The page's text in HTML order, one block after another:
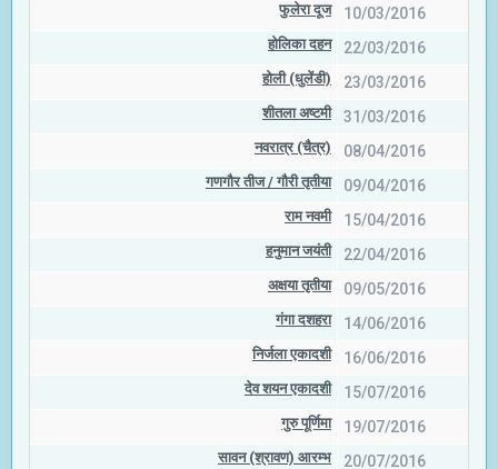
फुलेरा दूज 10/03/2016
होलिका दहन 22/03/2016
होली (धुलेंडी) 23/03/2016
शीतला अष्टमी 31/03/2016
नवरात्र (चैत्र) 08/04/2016
गणगौर तीज / गौरी तृतीया 09/04/2016
राम नवमी 15/04/2016
हनुमान जयंती 22/04/2016
अक्षया तृतीया 09/05/2016
गंगा दशहरा 14/06/2016
निर्जला एकादशी 16/06/2016
देव शयन एकादशी 15/07/2016
गुरु पूर्णिमा 19/07/2016
सावन (श्रावण) आरम्भ 20/07/2016